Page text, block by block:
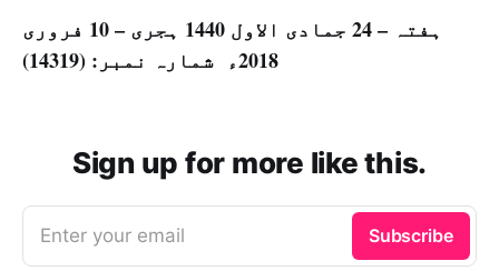
ہفتہ – 24 جمادی الاول 1440 ہجری – 10 فروری
2018ء شمارہ نمبر: (14319)
Sign up for more like this.
Enter your email Subscribe